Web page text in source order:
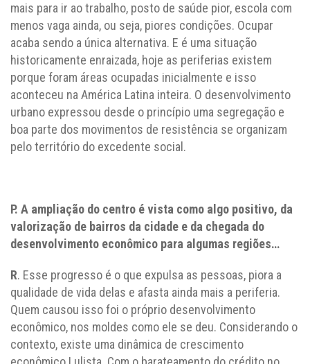
mais para ir ao trabalho, posto de saúde pior, escola com
menos vaga ainda, ou seja, piores condições. Ocupar
acaba sendo a única alternativa. E é uma situação
historicamente enraizada, hoje as periferias existem
porque foram áreas ocupadas inicialmente e isso
aconteceu na América Latina inteira. O desenvolvimento
urbano expressou desde o princípio uma segregação e
boa parte dos movimentos de resistência se organizam
pelo território do excedente social.
P. A ampliação do centro é vista como algo positivo, da
valorização de bairros da cidade e da chegada do
desenvolvimento econômico para algumas regiões…
R. Esse progresso é o que expulsa as pessoas, piora a
qualidade de vida delas e afasta ainda mais a periferia.
Quem causou isso foi o próprio desenvolvimento
econômico, nos moldes como ele se deu. Considerando o
contexto, existe uma dinâmica de crescimento